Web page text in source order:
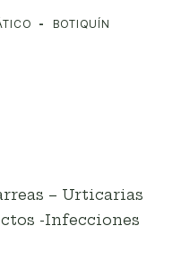
BOTIQUÍN
– Urticarias
-Infecciones